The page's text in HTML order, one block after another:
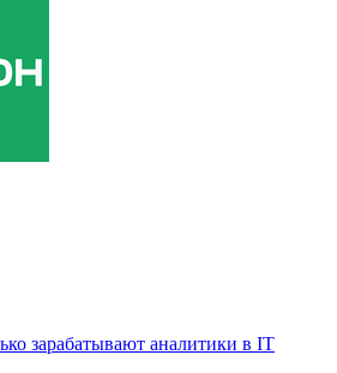
зарабатывают аналитики в IT